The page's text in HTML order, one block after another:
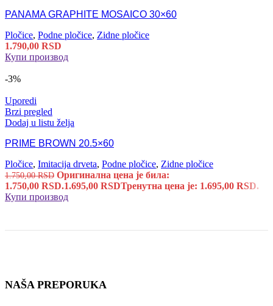
PANAMA GRAPHITE MOSAICO 30×60
Pločice, Podne pločice, Zidne pločice
1.790,00 RSD
Купи производ
-3%
Uporedi
Brzi pregled
Dodaj u listu želja
PRIME BROWN 20.5×60
Pločice, Imitacija drveta, Podne pločice, Zidne pločice
1.750,00RSD Оригинална цена је била:
1.750,00 RSD.1.695,00 RSDТренутна цена је: 1.695,00 RSD.
Купи производ
NAŠA PREPORUKA